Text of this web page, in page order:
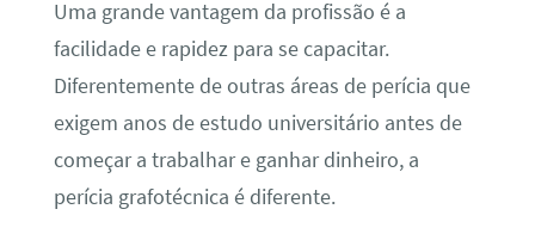
Uma grande vantagem da profissão é a
facilidade e rapidez para se capacitar.
Diferentemente de outras áreas de perícia que
exigem anos de estudo universitário antes de
começar a trabalhar e ganhar dinheiro, a
perícia grafotécnica é diferente.